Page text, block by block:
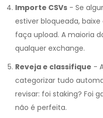
Importe CSVs - Se
estiver bloqueada,
faça upload. A maioria
qualquer exchange.
Reveja e classifique -
categorizar tudo
revisar: foi staking? Foi
não é perfeita.